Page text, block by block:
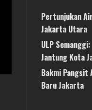
Pertunjukan
Jakarta Utara
ULP
Jantung Kota
Bakmi Pangsit
Baru Jakarta